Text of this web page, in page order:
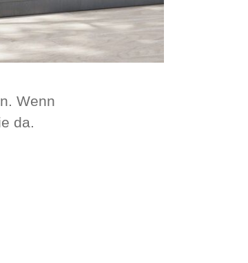
Wenn
da.